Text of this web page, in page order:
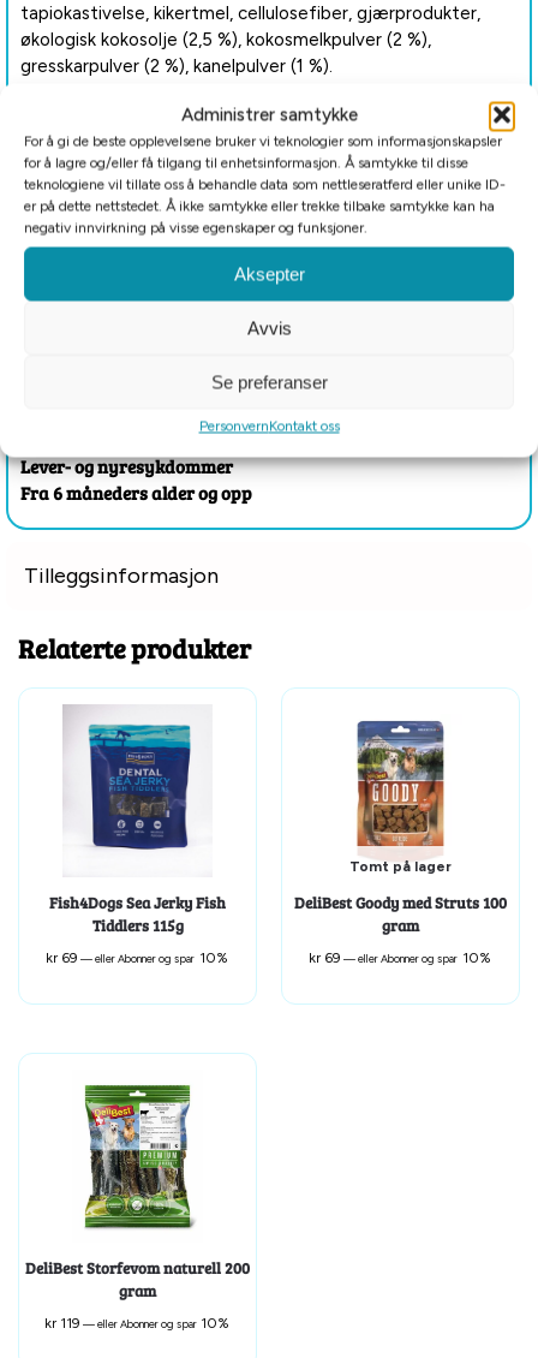
Administrer samtykke
For å gi de beste opplevelsene bruker vi teknologier som informasjonskapsler
for å lagre og/eller få tilgang til enhetsinformasjon. Å samtykke til disse
teknologiene vil tillate oss å behandle data som nettleseratferd eller unike ID-
er på dette nettstedet. Å ikke samtykke eller trekke tilbake samtykke kan ha
negativ innvirkning på visse egenskaper og funksjoner.
Aksepter
Avvis
Se preferanser
PersonvernKontakt oss
tapiokastivelse, kikertmel, cellulosefiber, gjærprodukter,
økologisk kokosolje (2,5 %), kokosmelkpulver (2 %),
gresskarpulver (2 %), kanelpulver (1 %).
Analytiske bestanddeler:
Råprotein: 6,99%
Fett: 6,41%
Råfiber: 1%
Råaske: 2,02%
Fuktighet: 12%
Lever- og nyresykdommer
Fra 6 måneders alder og opp
Tilleggsinformasjon
Relaterte produkter
Fish4Dogs Sea Jerky Fish
Tiddlers 115g
kr 69 —eller Abonner og spar 10%
Tomt på lager
DeliBest Goody med Struts 100
gram
kr 69 —eller Abonner og spar 10%
DeliBest Storfevom naturell 200
gram
kr119 —eller Abonner og spar 10%